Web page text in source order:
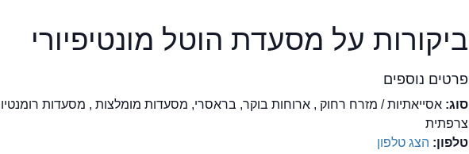
ביקורות על מסעדת הוטל מונטיפיורי
פרטים נוספים
סוג:אסייאתיות / מזרח רחוק , ארוחות בוקר, בראסרי, מסעדות מומלצות , מסעדות
צרפתית
טלפון: הצג טלפון